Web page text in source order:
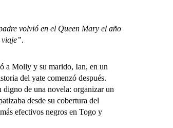
volvió en el Queen Mary el año
viaje”.
a Molly y su marido, Ian, en un
del yate comenzó después.
digno de una novela: organizar un
desde su cobertura del
efectivos negros en Togo y